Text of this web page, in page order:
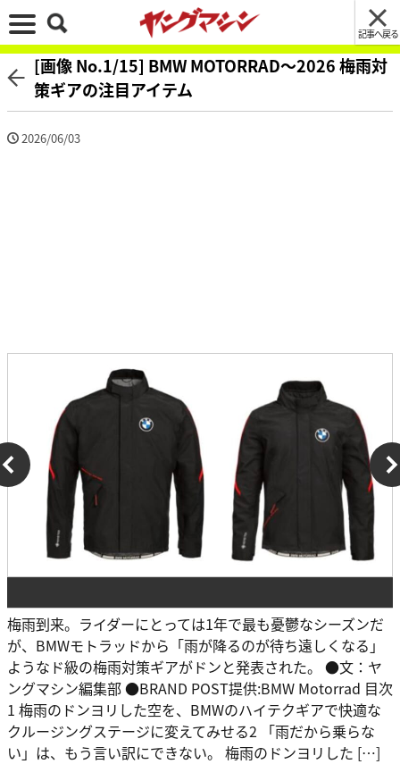
記事へ戻る
[画像 No.1/15] BMW MOTORRAD〜2026 梅雨対
策ギアの注目アイテム
2026/06/03
梅雨到来。ライダーにとっては1年で最も憂鬱なシーズンだ
が、BMWモトラッドから「雨が降るのが待ち遠しくなる」
ようなド級の梅雨対策ギアがドンと発表された。 ●文：ヤ
ングマシン編集部 ●BRAND POST提供:BMW Motorrad 目次
1 梅雨のドンヨリした空を、BMWのハイテクギアで快適な
クルージングステージに変えてみせる2 「雨だから乗らな
い」は、もう言い訳にできない。 梅雨のドンヨリした […]